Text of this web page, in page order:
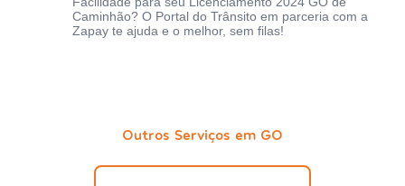
Caminhão? O Portal do Trânsito em parceria com a
Zapay te ajuda e o melhor, sem filas!
Outros Serviços em GO